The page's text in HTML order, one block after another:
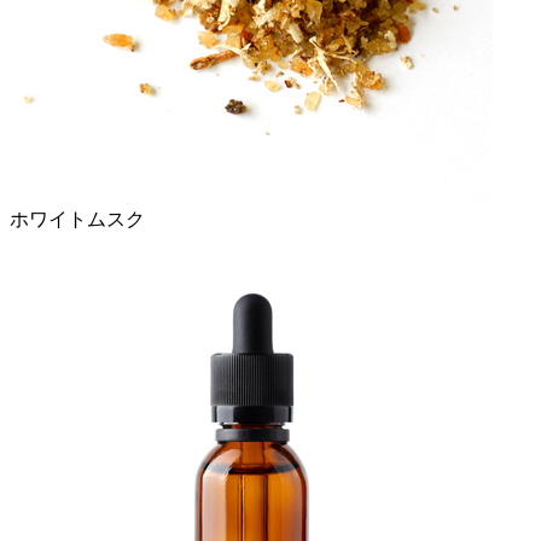
ホワイトムスク